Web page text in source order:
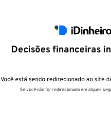
Decisões financeiras
Você está sendo redirecionado ao site
Se você não for redirecionado em alguns